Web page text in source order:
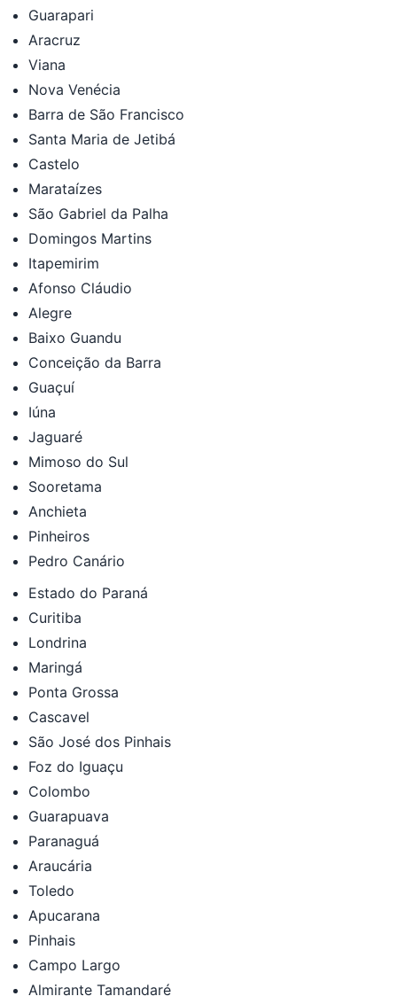
Guarapari
Aracruz
Viana
Nova Venécia
Barra de São Francisco
Santa Maria de Jetibá
Castelo
Marataízes
São Gabriel da Palha
Domingos Martins
Itapemirim
Afonso Cláudio
Alegre
Baixo Guandu
Conceição da Barra
Guaçuí
Iúna
Jaguaré
Mimoso do Sul
Sooretama
Anchieta
Pinheiros
Pedro Canário
Estado do Paraná
Curitiba
Londrina
Maringá
Ponta Grossa
Cascavel
São José dos Pinhais
Foz do Iguaçu
Colombo
Guarapuava
Paranaguá
Araucária
Toledo
Apucarana
Pinhais
Campo Largo
Almirante Tamandaré